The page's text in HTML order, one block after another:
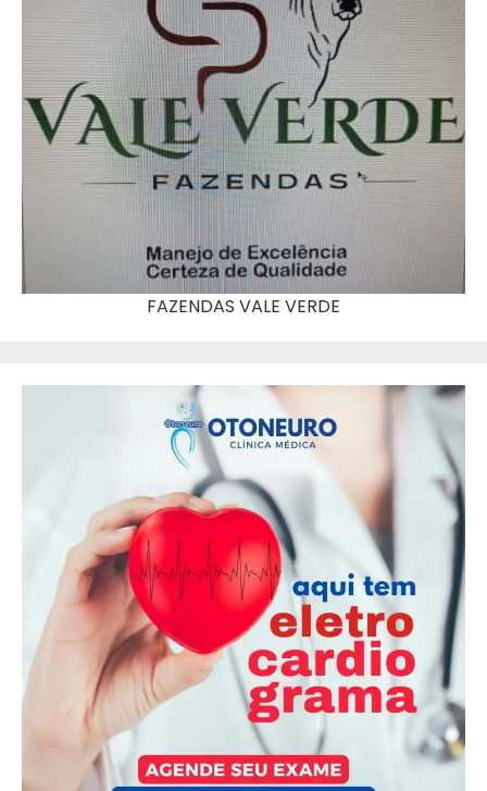
FAZENDAS VALE VERDE